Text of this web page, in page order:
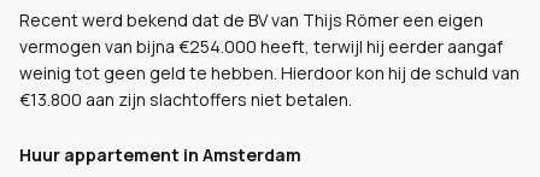
Recent werd bekend dat de BV van Thijs Römer een eigen
vermogen van bijna €254.000 heeft, terwijl hij eerder aangaf
weinig tot geen geld te hebben. Hierdoor kon hij de schuld van
€13.800 aan zijn slachtoffers niet betalen.
Huur appartement in Amsterdam